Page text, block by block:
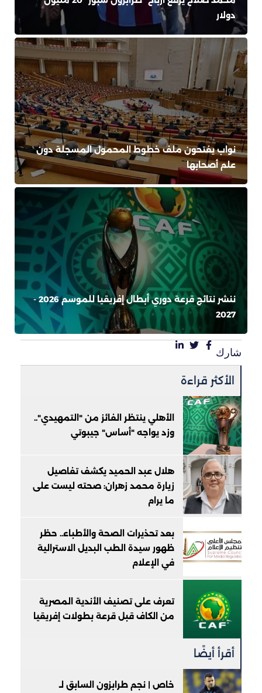
دولار
نواب يفتحون ملف خطوط المحمول المسجلة دون
علم أصحابها
ننشر نتائج قرعة دوري أبطال إفريقيا للموسم 2026 -
2027
شارك
الأكثر قراءة
الأهلي ينتظر الفائز من "التمهيدي"..
وزد يواجه "أساس" جيبوتي
هلال عبد الحميد يكشف تفاصيل
زيارة محمد زهران: صحته ليست على
ما يرام
بعد تحذيرات الصحة والأطباء.. حظر
ظهور سيدة الطب البديل الاسترالية
في الإعلام
تعرف على تصنيف الأندية المصرية
من الكاف قبل قرعة بطولات إفريقيا
أقرأ أيضًا
خاص | نجم طرابزون السابق لـ